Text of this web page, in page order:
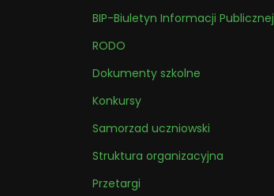
BIP-Biuletyn Informacji Publicznej
RODO
Dokumenty szkolne
Konkursy
Samorzad uczniowski
Struktura organizacyjna
Przetargi